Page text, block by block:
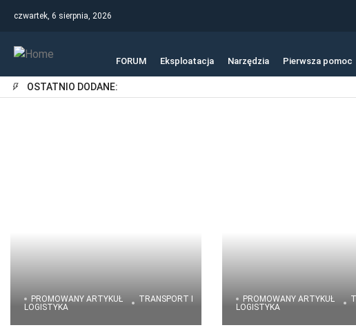
czwartek, 6 sierpnia, 2026
FORUM Eksploatacja Narzędzia Pierwsza pomoc
OSTATNIO DODANE:
PROMOWANY ARTYKUŁ
TRANSPORT I
LOGISTYKA
PROMOWANY ARTYKUŁ
LOGISTYKA